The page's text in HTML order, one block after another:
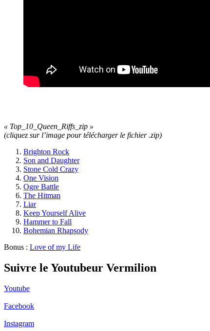
« Top_10_Queen_Riffs_zip »
(cliquez sur l’image pour télécharger le fichier .zip)
Brighton Rock
Son and Daughter
Stone Cold Crazy
One Vision
Ogre Battle
The Hitman
Liar
Keep Yourself Alive
Hammer to Fall
Bohemian Rhapsody
Bonus : Love of my Life
Suivre le Youtubeur Vermilion
Youtube
Facebook
Instagram